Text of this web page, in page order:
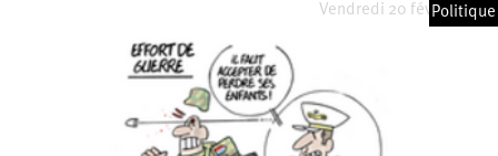
Vendredi 20 février 2026
Politique